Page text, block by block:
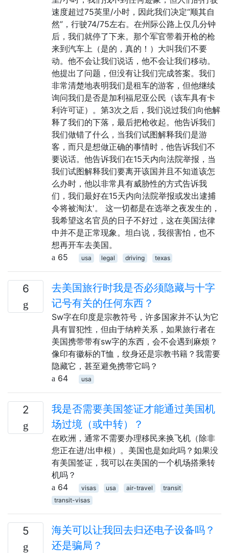
速度超过75英里/小时，因此我们决定“顺其自
然”，行驶74/75左右。在州际公路上仅几分钟
后，我们就停了下来。那个军官带着开枪的枪
来到汽车上（是的，真的！）大叫我们不要
动。他不会让我们说话，他不会让我们移动。
他提出了问题，但没有让我们完成答案。我们
非常清楚地表明我们是租车的游客，但他继续
询问我们是否是加利福尼亚公民（该车具有卡
利许可证）。第3次之后，我们说过我们向他解
释了我们的下落，最后把枪收起。他告诉我们
我们做错了什么，当我们试图解释我们是游
客，而只是想做正确的事情时，他告诉我们不
要说话。他告诉我们在15天内向法院举报，当
我们试图解释我们要离开该国并且不知道该怎
么办时，他以非常具有威胁性的方式告诉我
们，我们最好在15天内向法院举报或发出逮捕
令将被淘汰'。 这一切都是在选举之夜发生的，
我希望这名官员的日子不好过，这在美国法律
中并不是正常现象。坦白说，我很害怕，也不
想再开车去美国。
65
usa legal driving texas
6
去美国旅行时我是否必须隐藏与十字
记号有关的任何东西？
Sw字在印度是宗教符号，许多国家并不认为它
具有冒犯性，但由于纳粹关系，如果旅行者在
美国携带带有sw字的东西，会不会遇到麻烦？
像印有徽标的T恤，纹身还是宗教书籍？我需要
隐藏它，甚至避免携带它吗？
64
usa
2
我是否需要美国签证才能通过美国机
场过境（或中转）？
在欧洲，通常不需要办理移民来换飞机（除非
您正在进/出申根）。美国也是如此吗？如果没
有美国签证，我可以在美国的一个机场搭乘转
机吗？
64
visas usa air-travel
transit
transit-visas
5
海关可以让我回去归还电子设备吗？
还是骗局？